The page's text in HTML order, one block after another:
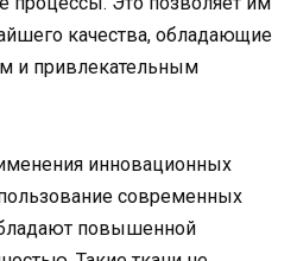
качества, обладающие
и привлекательным
инновационных
современных
повышенной